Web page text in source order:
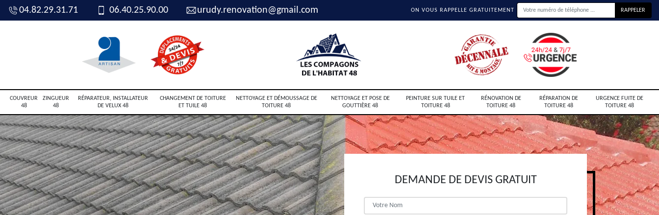
04.82.29.31.71 06.40.25.90.00 urudy.renovation@gmail.com ON VOUS RAPPELLE GRATUITEMENT
COUVREUR
48
ZINGUEUR
48
RÉPARATEUR, INSTALLATEUR
DE VELUX 48
CHANGEMENT DE TOITURE
ET TUILE 48
NETTOYAGE ET DÉMOUSSAGE DE
TOITURE 48
NETTOYAGE ET POSE DE
GOUTTIÈRE 48
PEINTURE SUR TUILE ET
TOITURE 48
RÉNOVATION DE
TOITURE 48
RÉPARATION DE
TOITURE 48
URGENCE FUITE DE
TOITURE 48
DEMANDE DE DEVIS GRATUIT